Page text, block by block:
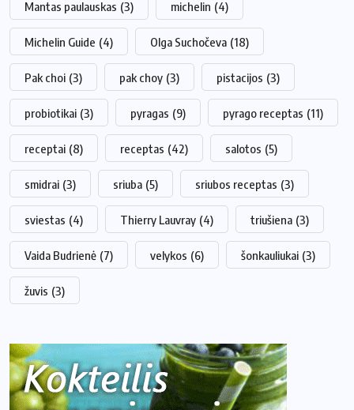
Mantas paulauskas (3) michelin (4)
Michelin Guide (4) Olga Suchočeva (18)
Pak choi (3) pak choy (3) pistacijos (3)
probiotikai (3) pyragas (9) pyrago receptas (11)
receptai (8) receptas (42) salotos (5)
smidrai (3) sriuba (5) sriubos receptas (3)
sviestas (4) Thierry Lauvray (4) triušiena (3)
Vaida Budrienė (7) velykos (6) šonkauliukai (3)
žuvis (3)